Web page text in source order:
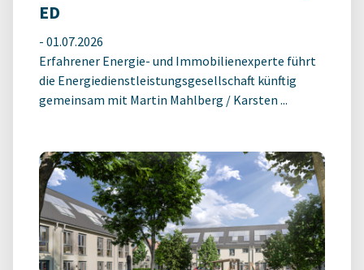
ED
- 01.07.2026
Erfahrener Energie- und Immobilienexperte führt
die Energiedienstleistungsgesellschaft künftig
gemeinsam mit Martin Mahlberg / Karsten ...